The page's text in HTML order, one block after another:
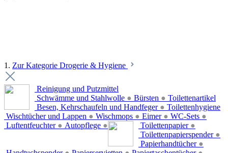
1. Zur Kategorie Drogerie & Hygiene
Reinigung und Putzmittel
Schwämme und Stahlwolle ● Bürsten ●
Besen, Kehrschaufeln und Handfeger ●
Wischtücher und Lappen ● Wischmops ● Eimer ● WC-Sets ●
Luftentfeuchter ● Autopflege ●
Toilettenartikel
Toilettenpapier ●
Toilettenpapierspender ●
Papierhandtücher ●
Toilettenhygiene